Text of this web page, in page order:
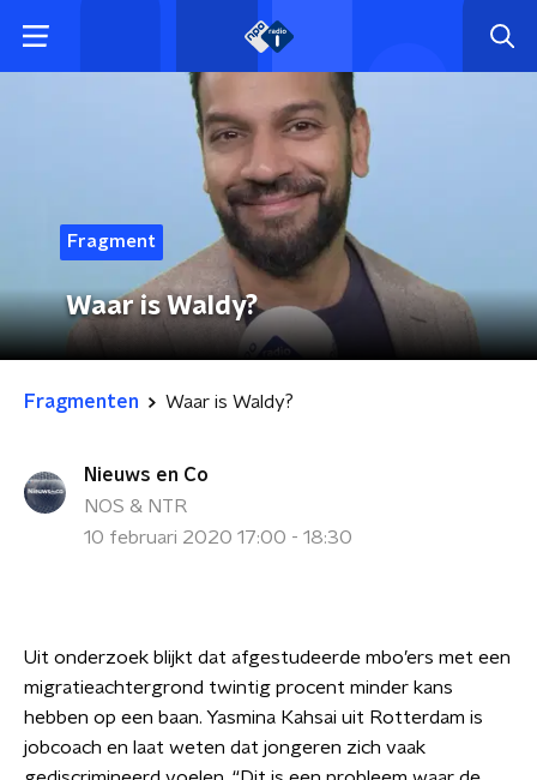
Fragment
Waar is Waldy?
Fragmenten Waar is Waldy?
Nieuws en Co
NOS & NTR
10 februari 2020 17:00 - 18:30
Uit onderzoek blijkt dat afgestudeerde mbo’ers met een
migratieachtergrond twintig procent minder kans
hebben op een baan. Yasmina Kahsai uit Rotterdam is
jobcoach en laat weten dat jongeren zich vaak